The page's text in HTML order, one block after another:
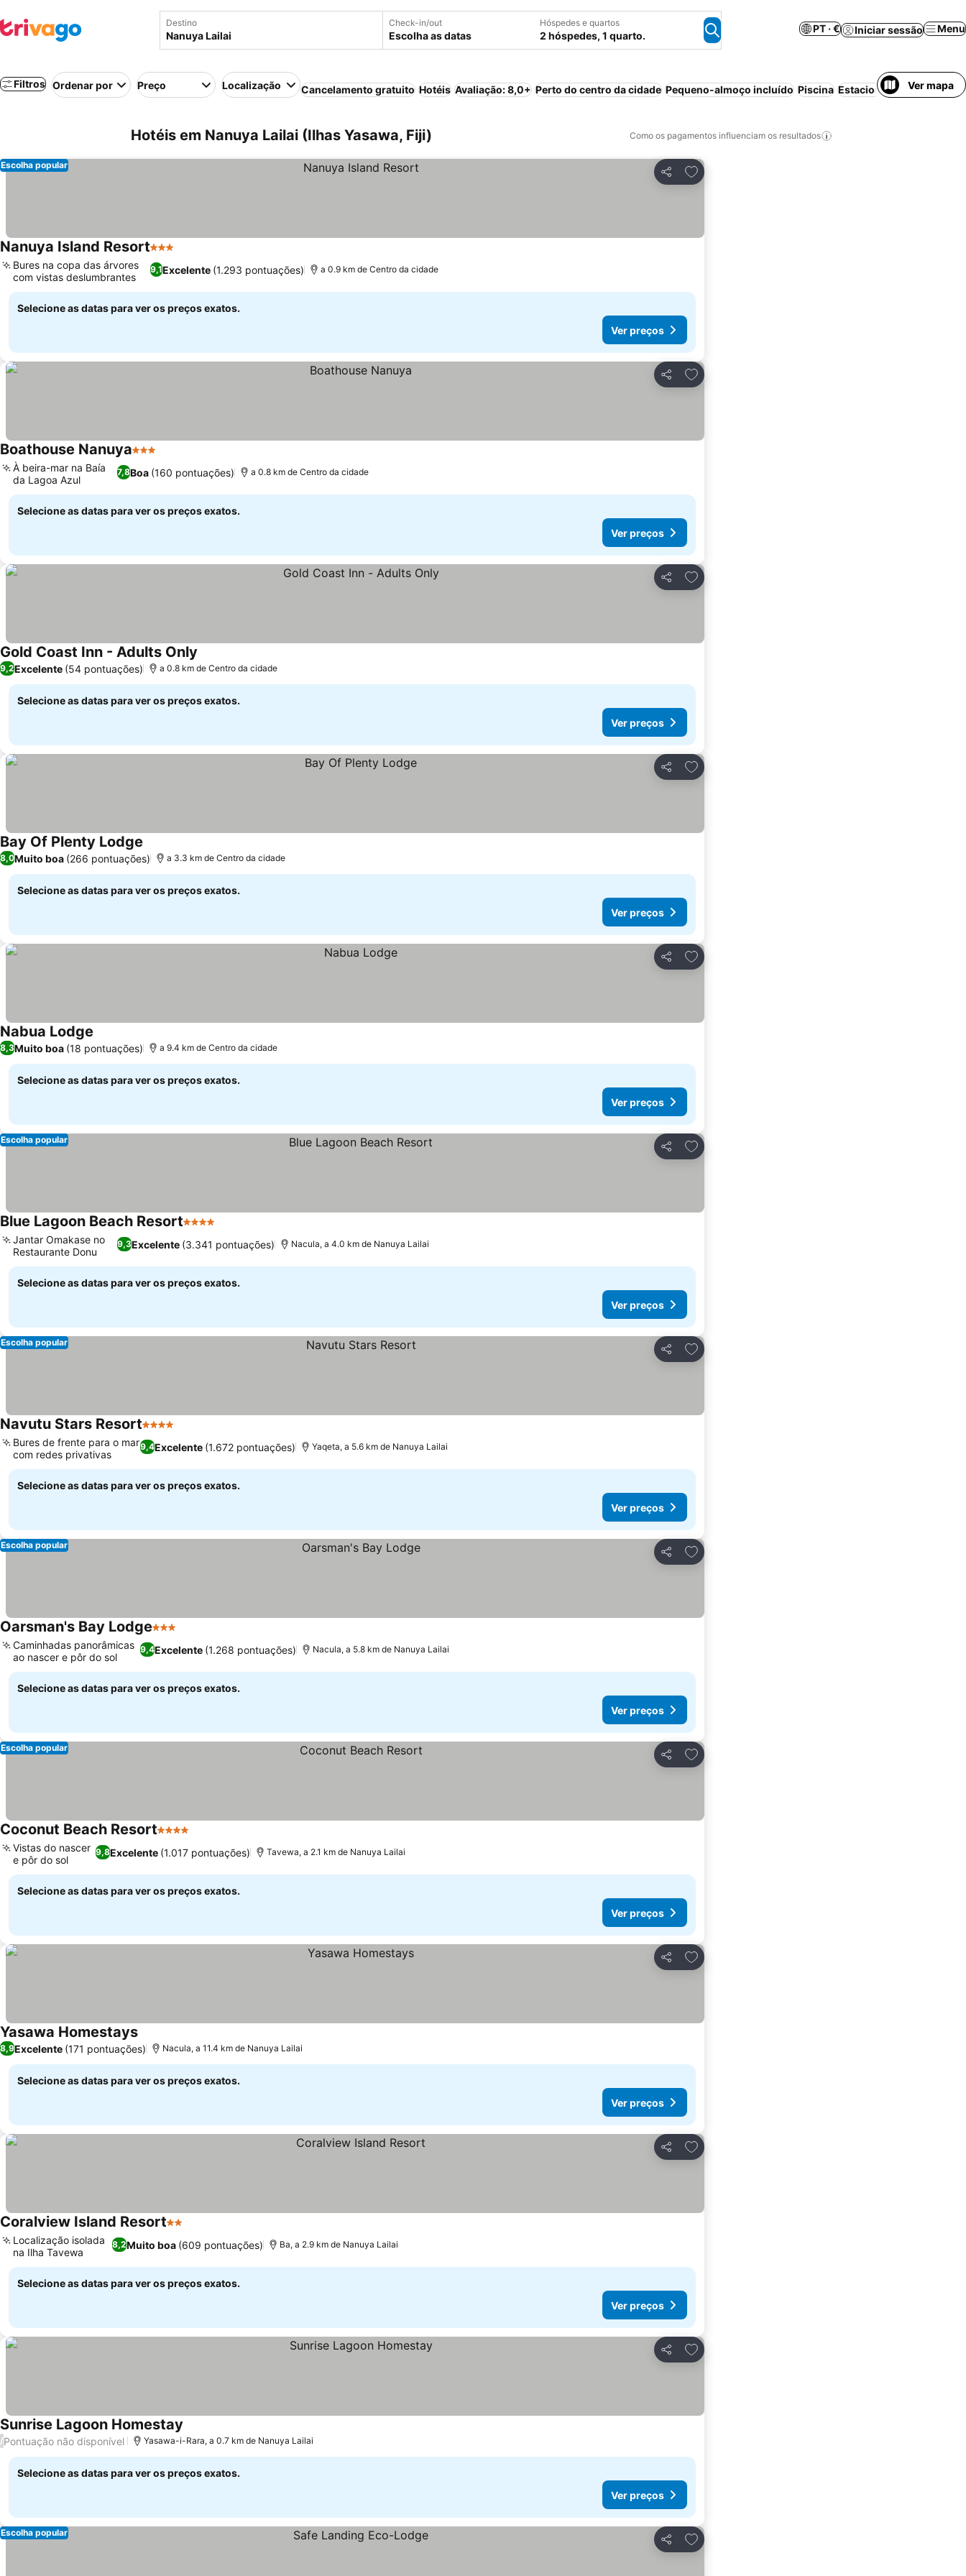
Destino Check-in/out
Escolha as datas
Hóspedes e quartos
2 hóspedes, 1 quarto.
PT · € Iniciar sessão Menu
Filtros Ordenar por Preço Localização Cancelamento gratuito Hotéis Avaliação: 8,0+ Perto do centro da cidade Pequeno-almoço incluído Piscina Estacionamento Praia
Ver mapa
Hotéis em Nanuya Lailai (Ilhas Yasawa, Fiji) Como os pagamentos influenciam os resultados
Partilhar
Adicionar aos favoritos
Escolha popular
Nanuya Island Resort3 Estrelas
9,1Excelente (1.293 pontuações)
Bures na copa das árvores
com vistas deslumbrantes
a 0.9 km de Centro da cidade
Selecione as datas para ver os preços exatos.
Ver preços
Partilhar
Adicionar aos favoritos
Boathouse Nanuya3 Estrelas
7,8Boa (160 pontuações)
À beira-mar na Baía
da Lagoa Azul
a 0.8 km de Centro da cidade
Selecione as datas para ver os preços exatos.
Ver preços
Partilhar
Adicionar aos favoritos
Gold Coast Inn - Adults Only
9,2Excelente (54 pontuações) a 0.8 km de Centro da cidade
Selecione as datas para ver os preços exatos.
Ver preços
Partilhar
Adicionar aos favoritos
Bay Of Plenty Lodge Ver preços
8,0Muito boa (266 pontuações) a 3.3 km de Centro da cidade
Selecione as datas para ver os preços exatos.
Ver preços
Partilhar
Adicionar aos favoritos
Nabua Lodge Ver preços
8,3Muito boa (18 pontuações) a 9.4 km de Centro da cidade
Selecione as datas para ver os preços exatos.
Ver preços
Partilhar
Adicionar aos favoritos
Escolha popular
Blue Lagoon Beach Resort4 Estrelas
9,3Excelente (3.341 pontuações)
Jantar Omakase no
Restaurante Donu
Nacula, a 4.0 km de Nanuya Lailai
Selecione as datas para ver os preços exatos.
Ver preços
Partilhar
Adicionar aos favoritos
Escolha popular
Navutu Stars Resort4 Estrelas
9,4Excelente (1.672 pontuações)
Bures de frente para o mar
com redes privativas
Yaqeta, a 5.6 km de Nanuya Lailai
Selecione as datas para ver os preços exatos.
Ver preços
Partilhar
Adicionar aos favoritos
Escolha popular
Oarsman's Bay Lodge3 Estrelas
9,4Excelente (1.268 pontuações)
Caminhadas panorâmicas
ao nascer e pôr do sol
Nacula, a 5.8 km de Nanuya Lailai
Selecione as datas para ver os preços exatos.
Ver preços
Partilhar
Adicionar aos favoritos
Escolha popular
Coconut Beach Resort4 Estrelas
9,8Excelente (1.017 pontuações)
Vistas do nascer
e pôr do sol
Tavewa, a 2.1 km de Nanuya Lailai
Selecione as datas para ver os preços exatos.
Ver preços
Partilhar
Adicionar aos favoritos
Yasawa HomestaysVer preços
8,9Excelente (171 pontuações) Nacula, a 11.4 km de Nanuya Lailai
Selecione as datas para ver os preços exatos.
Ver preços
Partilhar
Adicionar aos favoritos
Coralview Island Resort2 Estrelas
8,2Muito boa (609 pontuações)
Localização isolada
na Ilha Tavewa
Ba, a 2.9 km de Nanuya Lailai
Selecione as datas para ver os preços exatos.
Ver preços
Partilhar
Adicionar aos favoritos
Sunrise Lagoon Homestay
/Pontuação não disponível Yasawa-i-Rara, a 0.7 km de Nanuya Lailai
Selecione as datas para ver os preços exatos.
Ver preços
Partilhar
Adicionar aos favoritos
Escolha popular